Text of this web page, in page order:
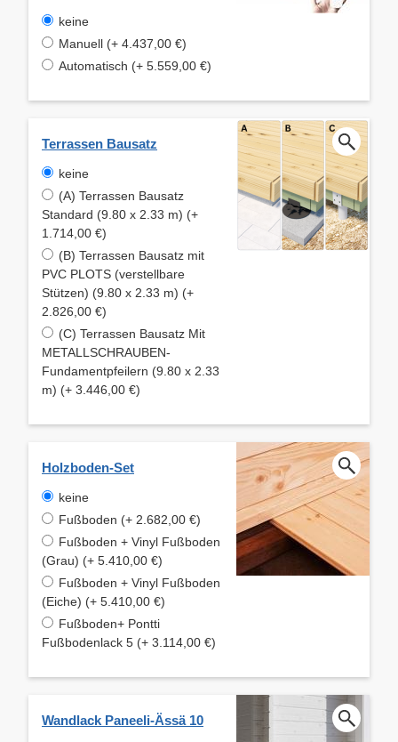
keine
Manuell (+ 4.437,00 €)
Automatisch (+ 5.559,00 €)
Terrassen Bausatz
keine
(A) Terrassen Bausatz
Standard (9.80 x 2.33 m) (+
1.714,00 €)
(B) Terrassen Bausatz mit
PVC PLOTS (verstellbare
Stützen) (9.80 x 2.33 m) (+
2.826,00 €)
(C) Terrassen Bausatz Mit
METALLSCHRAUBEN-
Fundamentpfeilern (9.80 x 2.33
m) (+ 3.446,00 €)
Holzboden-Set
keine
Fußboden (+ 2.682,00 €)
Fußboden + Vinyl Fußboden
(Grau) (+ 5.410,00 €)
Fußboden + Vinyl Fußboden
(Eiche) (+ 5.410,00 €)
Fußboden+ Pontti
Fußbodenlack 5 (+ 3.114,00 €)
Wandlack Paneeli-Ässä 10